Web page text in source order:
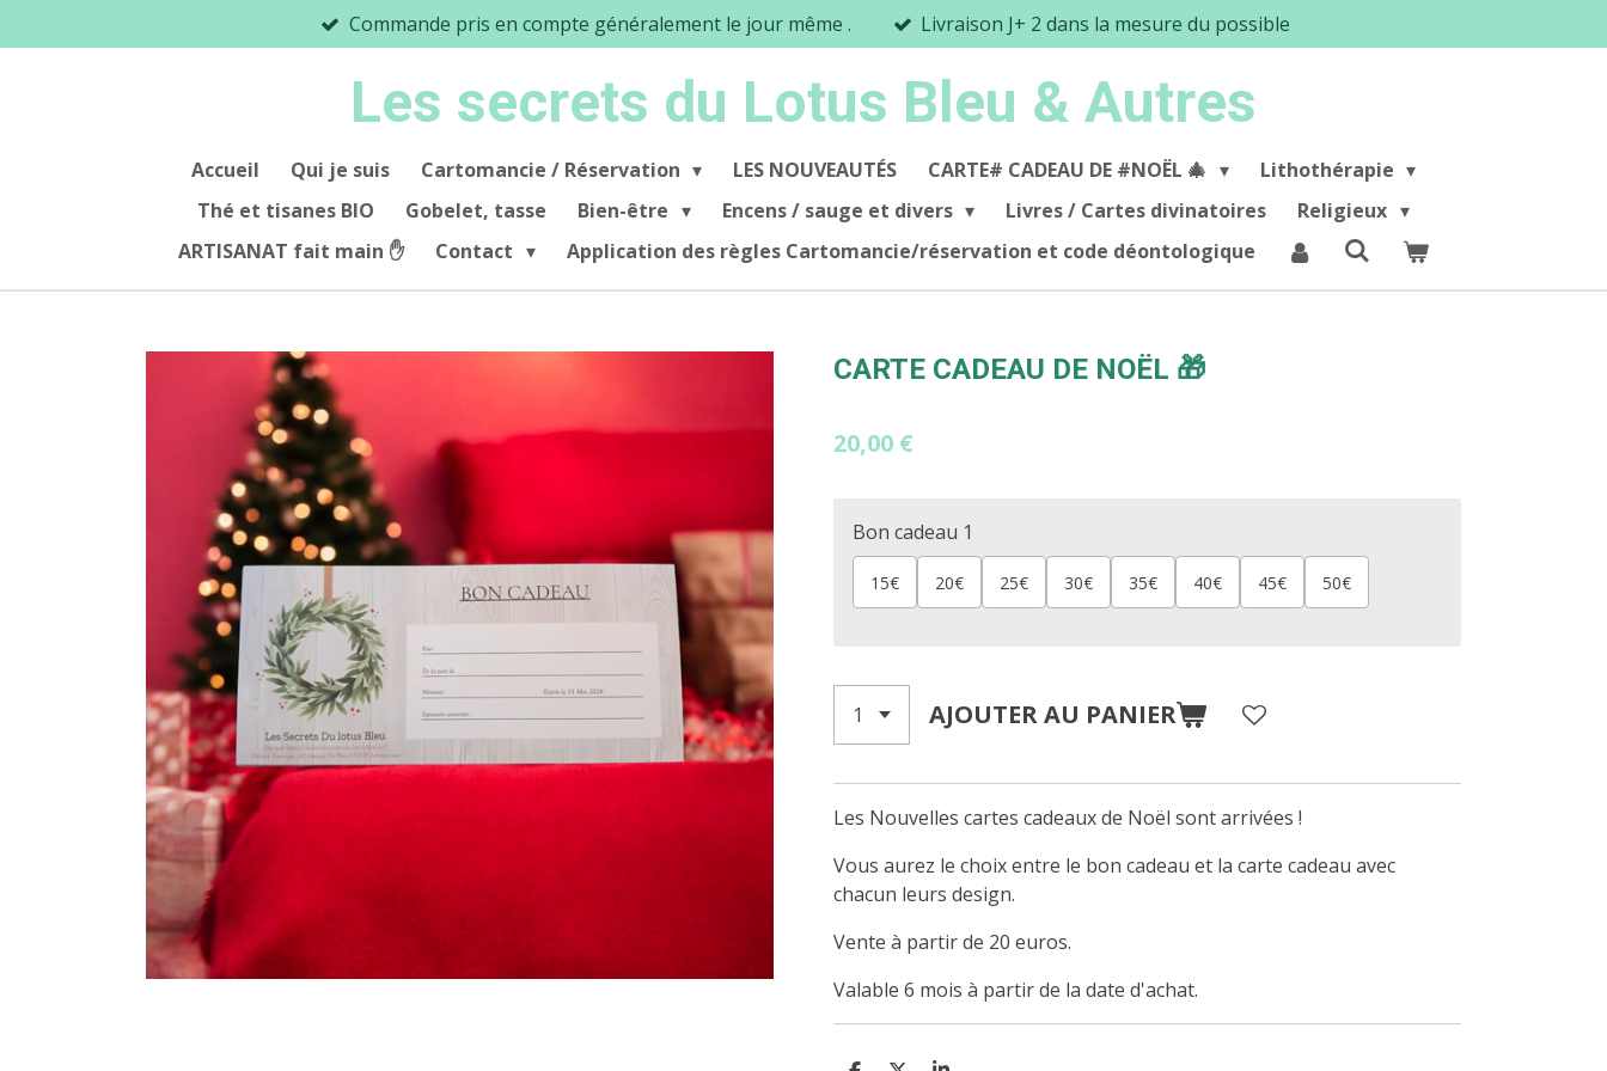
au
Commande pris en compte généralement le jour même . Livraison J+ 2 dans la mesure du possible
Les secrets du Lotus Bleu & Autres
Accueil Qui je suis Cartomancie / Réservation LES NOUVEAUTÉS CARTE# CADEAU DE #NOËL 🎄
Lithothérapie
Thé et tisanes BIO
Gobelet, tasse Bien-être Encens / sauge et divers Livres / Cartes divinatoires
Religieux
ARTISANAT fait main ✋️
Contact Application des règles Cartomancie/réservation et code déontologique
CARTE CADEAU DE NOËL 🎁
20,00 €
Bon cadeau 1
15€ 20€ 25€ 30€ 35€ 40€ 45€ 50€
AJOUTER AU PANIER
Les Nouvelles cartes cadeaux de Noël sont arrivées !
Vous aurez le choix entre le bon cadeau et la carte cadeau avec
chacun leurs design.
Vente à partir de 20 euros.
Valable 6 mois à partir de la date d'achat.